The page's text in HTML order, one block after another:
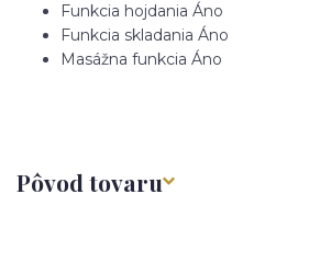
Funkcia hojdania Áno
Funkcia skladania Áno
Masážna funkcia Áno
Pôvod tovaru